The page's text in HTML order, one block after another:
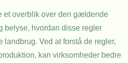
et overblik over den gældende
belyse, hvordan disse regler
landbrug. Ved at forstå de regler,
kan virksomheder bedre